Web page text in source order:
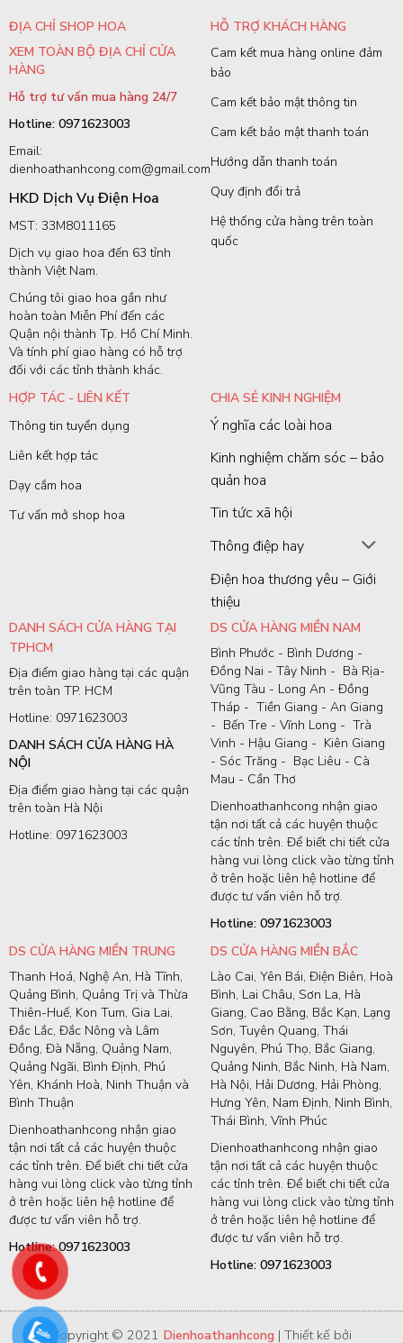
ĐỊA CHỈ SHOP HOA
XEM TOÀN BỘ ĐỊA CHỈ CỬA
HÀNG
Hỗ trợ tư vấn mua hàng 24/7
Hotline: 0971623003
Email:
dienhoathanhcong.com@gmail.com
HKD Dịch Vụ Điện Hoa
MST: 33M8011165
Dịch vụ giao hoa đến 63 tỉnh
thành Việt Nam.
Chúng tôi giao hoa gần như
hoàn toàn Miễn Phí đến các
Quận nội thành Tp. Hồ Chí Minh.
Và tính phí giao hàng có hỗ trợ
đối với các tỉnh thành khác.
HỖ TRỢ KHÁCH HÀNG
Cam kết mua hàng online đảm
bảo
Cam kết bảo mật thông tin
Cam kết bảo mật thanh toán
Hướng dẫn thanh toán
Quy định đổi trả
Hệ thống cửa hàng trên toàn
quốc
HỢP TÁC - LIÊN KẾT
Thông tin tuyển dụng
Liên kết hợp tác
Dạy cắm hoa
Tư vấn mở shop hoa
CHIA SẺ KINH NGHIỆM
Ý nghĩa các loài hoa
Kinh nghiệm chăm sóc – bảo
quản hoa
Tin tức xã hội
Thông điệp hay
Điện hoa thương yêu – Giới
thiệu
DANH SÁCH CỬA HÀNG TẠI
TPHCM
Địa điểm giao hàng tại các quận
trên toàn TP. HCM
Hotline: 0971623003
DANH SÁCH CỬA HÀNG HÀ
NỘI
Địa điểm giao hàng tại các quận
trên toàn Hà Nội
Hotline: 0971623003
DS CỬA HÀNG MIỀN NAM
Bình Phước - Bình Dương -
Đồng Nai - Tây Ninh - Bà Rịa-
Vũng Tàu - Long An - Đồng
Tháp - Tiền Giang - An Giang
- Bến Tre - Vĩnh Long - Trà
Vinh - Hậu Giang - Kiên Giang
- Sóc Trăng - Bạc Liêu - Cà
Mau - Cần Thơ
Dienhoathanhcong nhận giao
tận nơi tất cả các huyện thuộc
các tỉnh trên. Để biết chi tiết cửa
hàng vui lòng click vào từng tỉnh
ở trên hoặc liên hệ hotline để
được tư vấn viên hỗ trợ.
Hotline: 0971623003
DS CỬA HÀNG MIỀN TRUNG
Thanh Hoá, Nghệ An, Hà Tĩnh,
Quảng Bình, Quảng Trị và Thừa
Thiên-Huế, Kon Tum, Gia Lai,
Đắc Lắc, Đắc Nông và Lâm
Đồng, Đà Nẵng, Quảng Nam,
Quảng Ngãi, Bình Định, Phú
Yên, Khánh Hoà, Ninh Thuận và
Bình Thuận
Dienhoathanhcong nhận giao
tận nơi tất cả các huyện thuộc
các tỉnh trên. Để biết chi tiết cửa
hàng vui lòng click vào từng tỉnh
ở trên hoặc liên hệ hotline để
được tư vấn viên hỗ trợ.
Hotline: 0971623003
DS CỬA HÀNG MIỀN BẮC
Lào Cai, Yên Bái, Điện Biên, Hoà
Bình, Lai Châu, Sơn La, Hà
Giang, Cao Bằng, Bắc Kạn, Lạng
Sơn, Tuyên Quang, Thái
Nguyên, Phú Thọ, Bắc Giang,
Quảng Ninh, Bắc Ninh, Hà Nam,
Hà Nội, Hải Dương, Hải Phòng,
Hưng Yên, Nam Định, Ninh Bình,
Thái Bình, Vĩnh Phúc
Dienhoathanhcong nhận giao
tận nơi tất cả các huyện thuộc
các tỉnh trên. Để biết chi tiết cửa
hàng vui lòng click vào từng tỉnh
ở trên hoặc liên hệ hotline để
được tư vấn viên hỗ trợ.
Hotline: 0971623003
Copyright © 2021 Dienhoathanhcong | Thiết kế bởi